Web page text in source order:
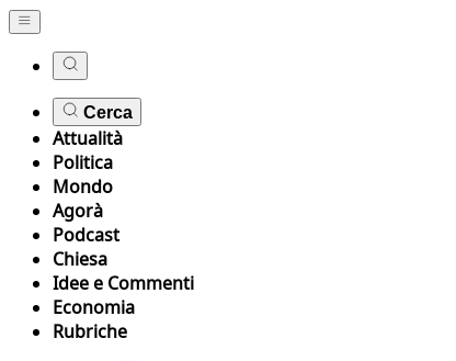
Cerca
Attualità
Politica
Mondo
Agorà
Podcast
Chiesa
Idee e Commenti
Economia
Rubriche